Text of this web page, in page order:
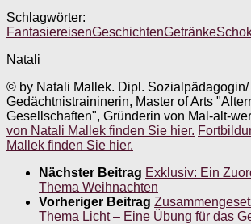
Schlagwörter:
FantasiereisenGeschichtenGetränke
Natali
© by Natali Mallek. Dipl.
Gedächtnistraininerin, Master of Arts
Gesellschaften", Gründerin von Mal-alt-
von Natali Mallek finden Sie hier.
Mallek finden Sie hier.
Nächster Beitrag Exklusiv: Ein
Thema Weihnachten
Vorheriger Beitrag
Thema Licht – Eine Übung für das